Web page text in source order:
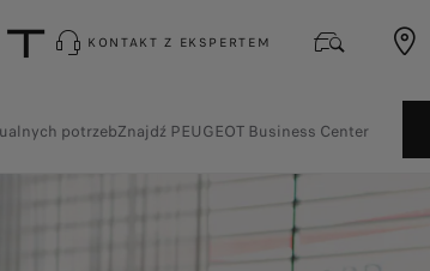
KONTAKT Z EKSPERTEM
potrzebZnajdź PEUGEOT Business Center